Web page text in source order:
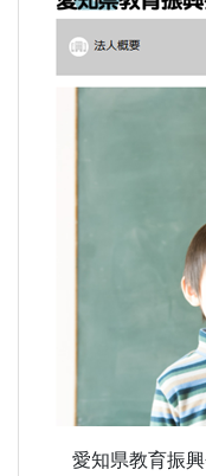
愛知県教育振興